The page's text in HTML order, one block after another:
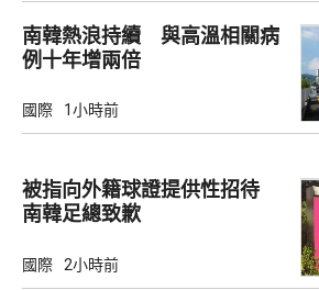
南韓熱浪持續 與高溫相關病
例十年增兩倍
國際 1小時前
被指向外籍球證提供性招待
南韓足總致歉
國際 2小時前